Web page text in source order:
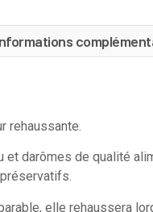
rehaussante.
et darômes de qualité
elle rehaussera